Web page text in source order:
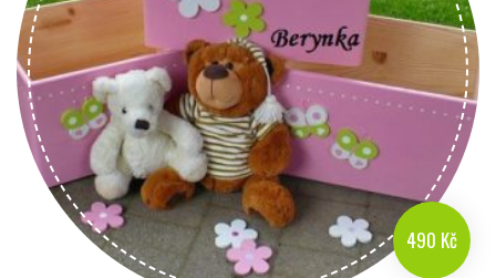
490 Kč